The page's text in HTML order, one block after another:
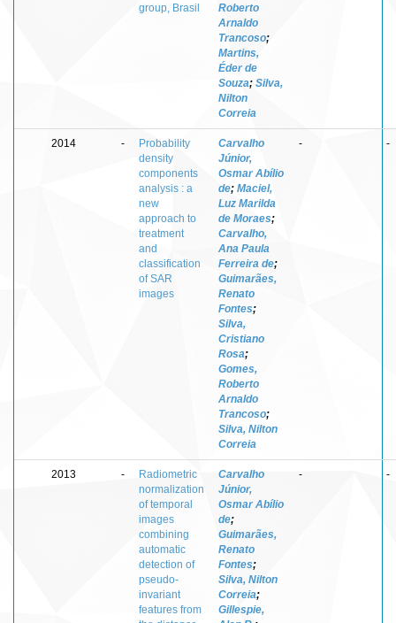
group, Brasil
Roberto
Arnaldo
Trancoso;
Martins,
Éder de
Souza; Silva,
Nilton
Correia
2014 -
Probability
density
components
analysis : a
new
approach to
treatment
and
classification
of SAR
images
Carvalho
Júnior,
Osmar Abílio
de; Maciel,
Luz Marilda
de Moraes;
Carvalho,
Ana Paula
Ferreira de;
Guimarães,
Renato
Fontes;
Silva,
Cristiano
Rosa;
Gomes,
Roberto
Arnaldo
Trancoso;
Silva, Nilton
Correia
- -
2013 -
Radiometric
normalization
of temporal
images
combining
automatic
detection of
pseudo-
invariant
features from
Carvalho
Júnior,
Osmar Abílio
de;
Guimarães,
Renato
Fontes;
Silva, Nilton
Correia;
Gillespie,
- -